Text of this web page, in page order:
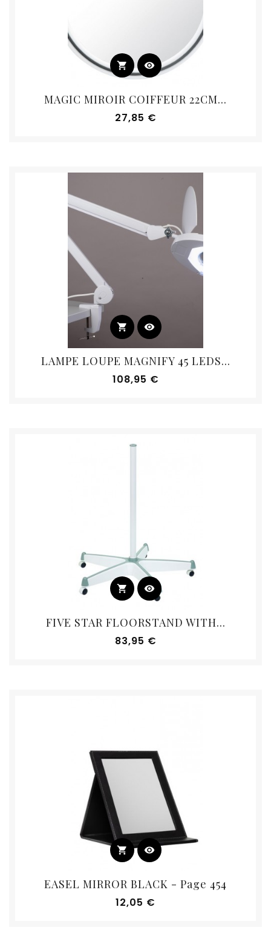
shopping_cart visibility
MAGIC MIROIR COIFFEUR 22CM...
27,85 €
shopping_cart visibility
LAMPE LOUPE MAGNIFY 45 LEDS...
108,95 €
shopping_cart visibility
FIVE STAR FLOORSTAND WITH...
83,95 €
shopping_cart visibility
EASEL MIRROR BLACK - Page 454
12,05 €